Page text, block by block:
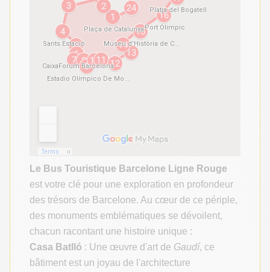
Le Bus Touristique Barcelone Ligne Rouge
est votre clé pour une exploration en profondeur
des trésors de Barcelone. Au cœur de ce périple,
des monuments emblématiques se dévoilent,
chacun racontant une histoire unique :
Casa Batlló : Une œuvre d'art de Gaudí, ce
bâtiment est un joyau de l'architecture